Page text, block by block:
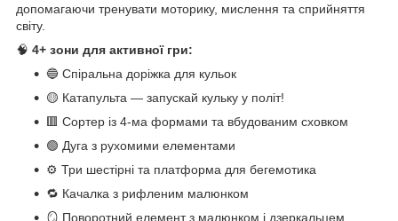
допомагаючи тренувати моторику, мислення та сприйняття
світу.
🧠 4+ зони для активної гри:
🔵 Спіральна доріжка для кульок
🟡 Катапульта — запускай кульку у політ!
🟥 Сортер із 4-ма формами та вбудованим сховком
🟢 Дуга з рухомими елементами
⚙️ Три шестірні та платформа для бегемотика
🔁 Качалка з рифленим малюнком
🪞 Поворотний елемент з малюнком і дзеркальцем